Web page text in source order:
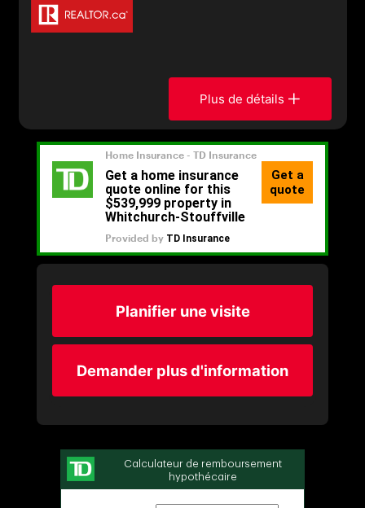
Plus de détails
Planifier une visite
Demander plus d'information